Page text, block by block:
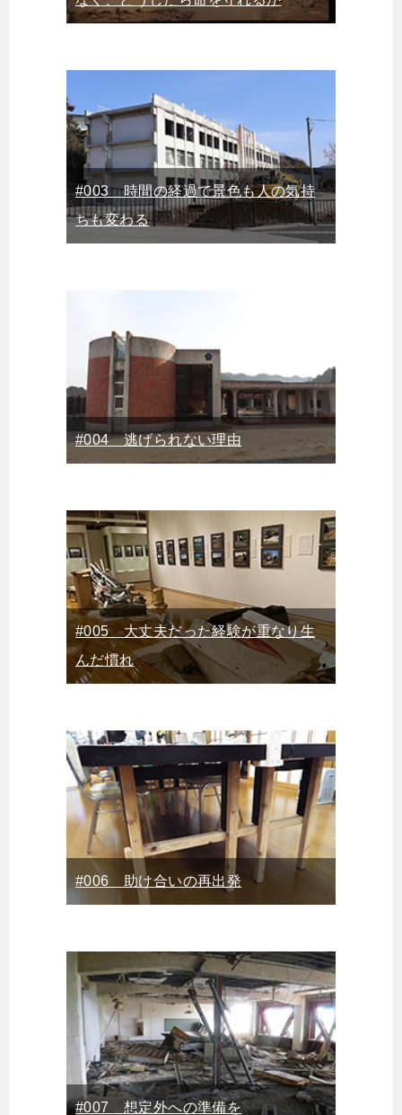
#003 時間の経過で景色も人の気持
ちも変わる
#004 逃げられない理由
#005 大丈夫だった経験が重なり生
んだ慣れ
#006 助け合いの再出発
#007 想定外への準備を